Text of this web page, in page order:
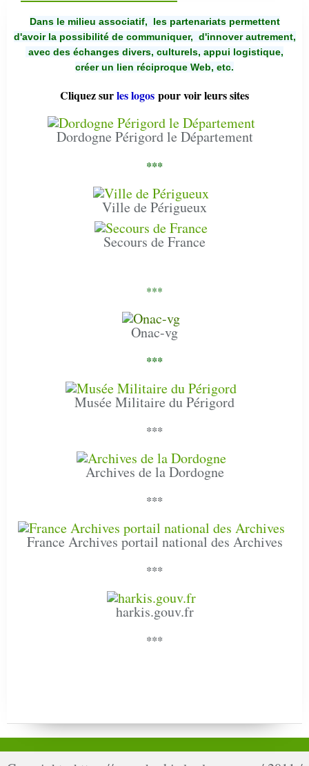
Dans le milieu associatif, les partenariats permettent
d'avoir la possibilité de communiquer, d'innover autrement,
avec des échanges divers, culturels, appui logistique,
créer un lien réciproque Web, etc.
Cliquez surles logos pour voir leurs sites
Dordogne Périgord le Département
***
Ville de Périgueux
Secours de France
***
Onac-vg
***
Musée Militaire du Périgord
***
Archives de la Dordogne
***
France Archives portail national des Archives
***
harkis.gouv.fr
***